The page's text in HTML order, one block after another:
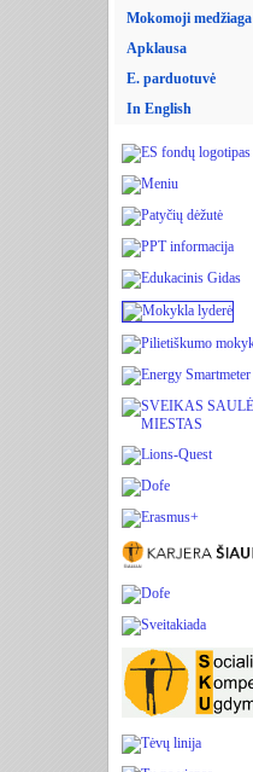
Mokomoji medžiaga
Apklausa
E. parduotuvė
In English